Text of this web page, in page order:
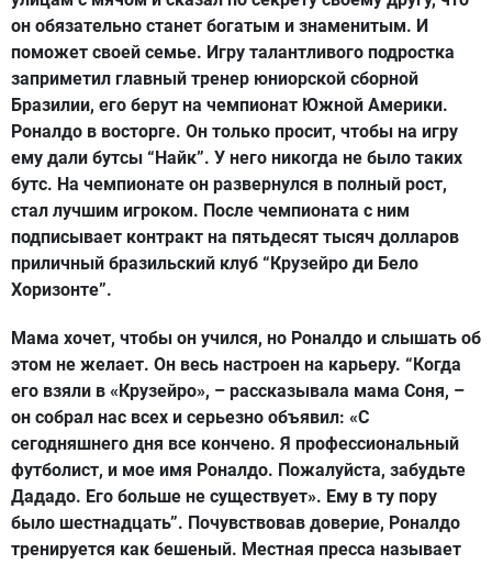
он обязательно станет богатым и знаменитым. И
поможет своей семье. Игру талантливого подростка
заприметил главный тренер юниорской сборной
Бразилии, его берут на чемпионат Южной Америки.
Роналдо в восторге. Он только просит, чтобы на игру
ему дали бутсы “Найк”. У него никогда не было таких
бутс. На чемпионате он развернулся в полный рост,
стал лучшим игроком. После чемпионата с ним
подписывает контракт на пятьдесят тысяч долларов
приличный бразильский клуб “Крузейро ди Бело
Хоризонте”.
Мама хочет, чтобы он учился, но Роналдо и слышать об
этом не желает. Он весь настроен на карьеру. “Когда
его взяли в «Крузейро», – рассказывала мама Соня, –
он собрал нас всех и серьезно объявил: «С
сегодняшнего дня все кончено. Я профессиональный
футболист, и мое имя Роналдо. Пожалуйста, забудьте
Дададо. Его больше не существует». Ему в ту пору
было шестнадцать”. Почувствовав доверие, Роналдо
тренируется как бешеный. Местная пресса называет